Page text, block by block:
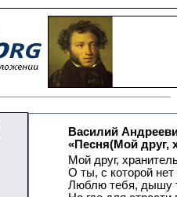
Василий
«Песня(Мой друг,
Мой друг,
О ты, с которой нет
Люблю тебя, дышу